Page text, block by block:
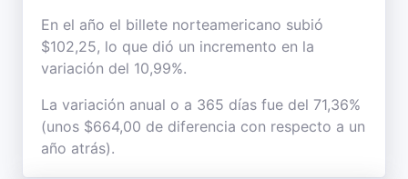
En el año el billete norteamericano subió
$102,25, lo que dió un incremento en la
variación del 10,99%.
La variación anual o a 365 días fue del 71,36%
(unos $664,00 de diferencia con respecto a un
año atrás).